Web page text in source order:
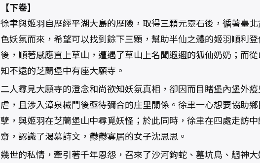
【下卷】
徐聿與姬羽自歷經平湖大島的歷險，取得三顆元靈石後，循著臺
色妖氛而來，希望可以找到餘下三顆，幫助半仙之體的姬羽順利
後，順著感應直上草山，遭遇了草山上名聞遐邇的狐仙奶奶；而
知不遠的芝蘭堡中有座大願寺。
二人尋見大願寺的澄念和尚欲知妖氛真相，卻因而目睹堡內堡外
虐，且涉入漳泉械鬥後亟待彌合的庄里關係。徐聿一心想要協助
孽，與姬羽在芝蘭堡山中尋覓妖怪；於此同時，徐聿在四處走訪
齋，認識了渴慕詩文，鬱鬱寡居的女子沈思思。
幾世的私情，牽引著千年恩怨，召來了沙河鉤蛇、墓坑鳥、魍神